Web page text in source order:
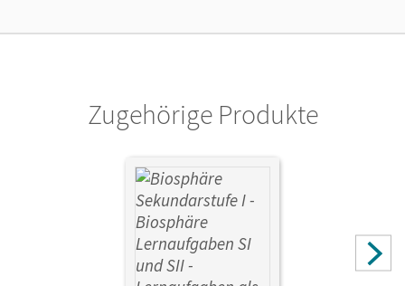
Zugehörige Produkte